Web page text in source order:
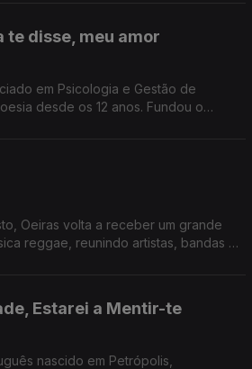
te disse, meu amor
em Psicologia e Gestão de
desde os 12 anos. Fundou o
Oeiras volta a receber um grande
reggae, reunindo artistas, bandas e
Estarei a Mentir-te
nascido em Petrópolis,